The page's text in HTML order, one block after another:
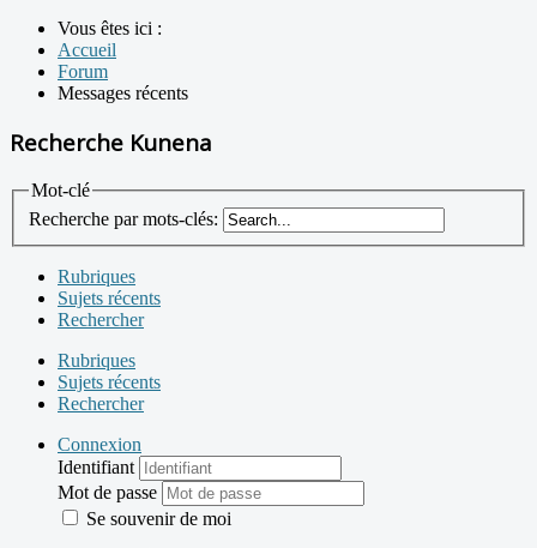
Vous êtes ici :
Accueil
Forum
Messages récents
Recherche Kunena
Mot-clé
Recherche par mots-clés:
Rubriques
Sujets récents
Rechercher
Rubriques
Sujets récents
Rechercher
Connexion
Identifiant
Mot de passe
Se souvenir de moi